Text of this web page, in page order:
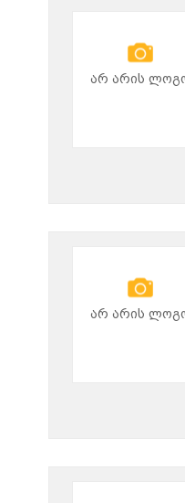
არ არის
არ არის